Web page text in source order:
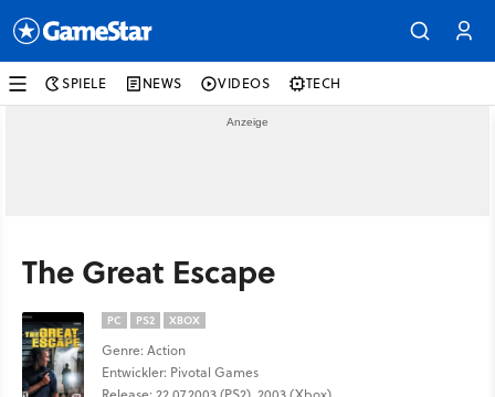
SPIELE NEWS VIDEOS TECH
The Great Escape
PC PS2 XBOX
Genre: Action
Entwickler: Pivotal Games